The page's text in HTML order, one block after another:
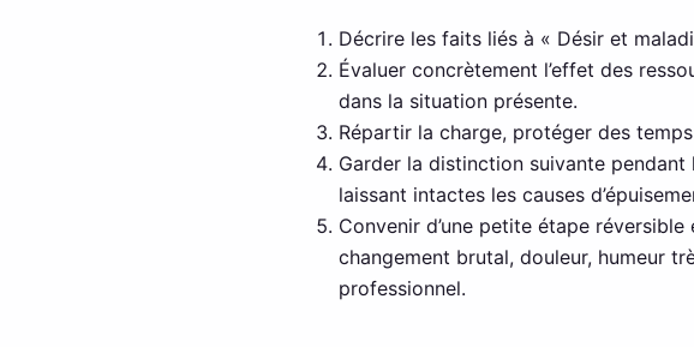
Décrire les faits liés à « Désir et
Évaluer concrètement l’effet des
dans la situation présente.
Répartir la charge, protéger des
Garder la distinction suivante
laissant intactes les causes
Convenir d’une petite étape
changement brutal, douleur, humeur
professionnel.